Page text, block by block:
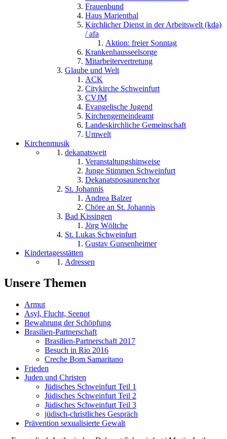
Frauenbund
Haus Marienthal
Kirchlicher Dienst in der Arbeitswelt (kda)
/ afa
Aktion: freier Sonntag
Krankenhausseelsorge
Mitarbeitervertretung
Glaube und Welt
ACK
Citykirche Schweinfurt
CVJM
Evangelische Jugend
Kirchengemeindeamt
Landeskirchliche Gemeinschaft
Umwelt
Kirchenmusik
dekanatsweit
Veranstaltungshinweise
Junge Stimmen Schweinfurt
Dekanatsposaunenchor
St. Johannis
Andrea Balzer
Chöre an St. Johannis
Bad Kissingen
Jörg Wöltche
St. Lukas Schweinfurt
Gustav Gunsenheimer
Kindertagesstätten
Adressen
Unsere Themen
Armut
Asyl, Flucht, Seenot
Bewahrung der Schöpfung
Brasilien-Partnerschaft
Brasilien-Partnerschaft 2017
Besuch in Rio 2016
Creche Bom Samaritano
Frieden
Juden und Christen
Jüdisches Schweinfurt Teil 1
Jüdisches Schweinfurt Teil 2
Jüdisches Schweinfurt Teil 3
jüdisch-christliches Gespräch
Prävention sexualisierte Gewalt